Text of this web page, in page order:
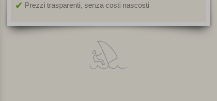
Prezzi trasparenti, senza costi nascosti